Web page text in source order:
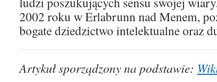
2002 roku w Erlabrunn nad Menem,
bogate dziedzictwo intelektualne oraz
Artykuł sporządzony na podstawie: